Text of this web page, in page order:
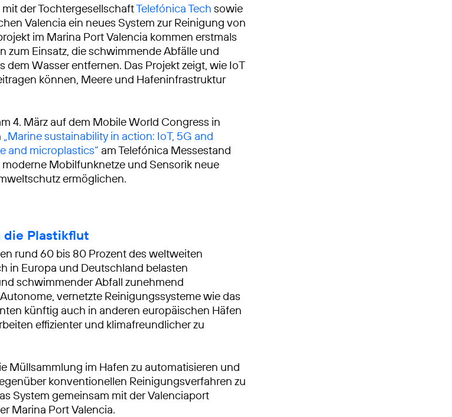
der TochtergesellschaftTelefónica Tech sowie
Valencia ein neues System zur Reinigung von
im Marina Port Valencia kommen erstmals
zum Einsatz, die schwimmende Abfälle und
dem Wasser entfernen. Das Projekt zeigt, wie IoT
können, Meere und Hafeninfrastruktur
4. März auf dem Mobile World Congress in
„Marine sustainability in action: IoT, 5G and
and microplastics“ am Telefónica Messestand
moderne Mobilfunknetze und Sensorik neue
ermöglichen.
die Plastikflut
rund 60 bis 80 Prozent des weltweiten
in Europa und Deutschland belasten
schwimmender Abfall zunehmend
vernetzte Reinigungssysteme wie das
künftig auch in anderen europäischen Häfen
effizienter und klimafreundlicher zu
Müllsammlung im Hafen zu automatisieren und
konventionellen Reinigungsverfahren zu
System gemeinsam mit der Valenciaport
Marina Port Valencia.